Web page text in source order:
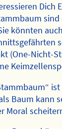
Dich
könnten
(One-Nicht-
Baum kann
Moral